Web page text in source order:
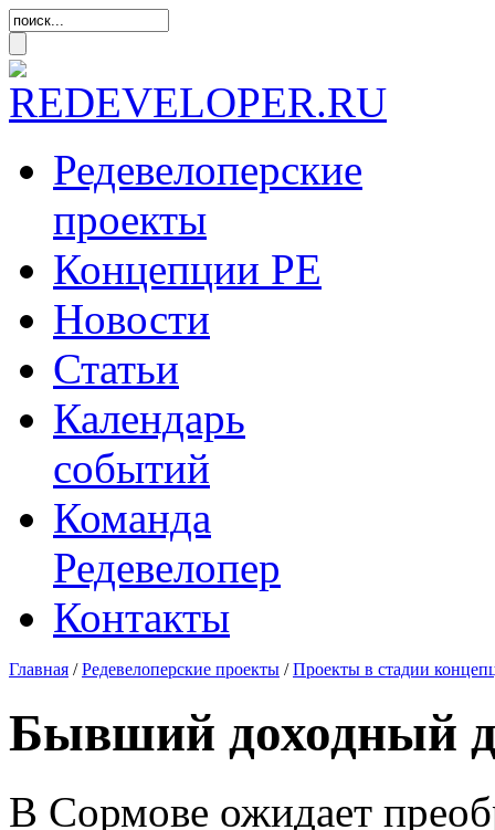
Редевелоперские
проекты
Концепции РЕ
Новости
Статьи
Календарь
событий
Команда
Редевелопер
Контакты
Главная /Редевелоперские проекты /Проекты в стадии
Бывший доходный
В Сормове ожидает